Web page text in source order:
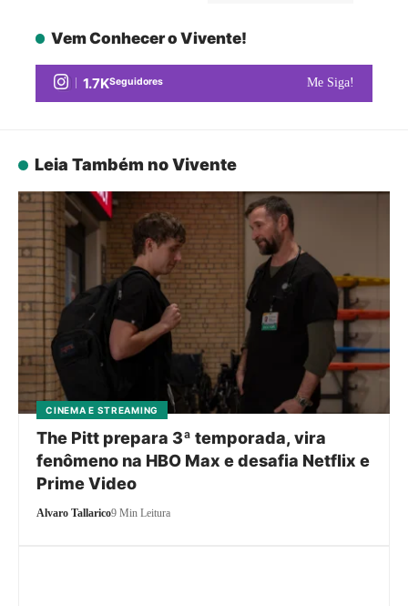
Vem Conhecer o Vivente!
1.7KSeguidores Me Siga!
Leia Também no Vivente
CINEMA E STREAMING
The Pitt prepara 3ª temporada, vira
fenômeno na HBO Max e desafia Netflix e
Prime Video
Alvaro Tallarico9 Min Leitura